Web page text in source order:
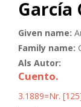
García
Given name:
Family name:
Als Autor:
Cuento.
3.1889=Nr.